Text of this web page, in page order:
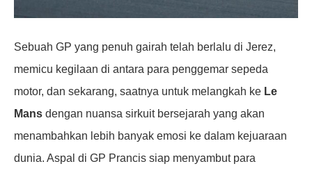
Sebuah GP yang penuh gairah telah berlalu di Jerez,
memicu kegilaan di antara para penggemar sepeda
motor, dan sekarang, saatnya untuk melangkah ke Le
Mans dengan nuansa sirkuit bersejarah yang akan
menambahkan lebih banyak emosi ke dalam kejuaraan
dunia. Aspal di GP Prancis siap menyambut para